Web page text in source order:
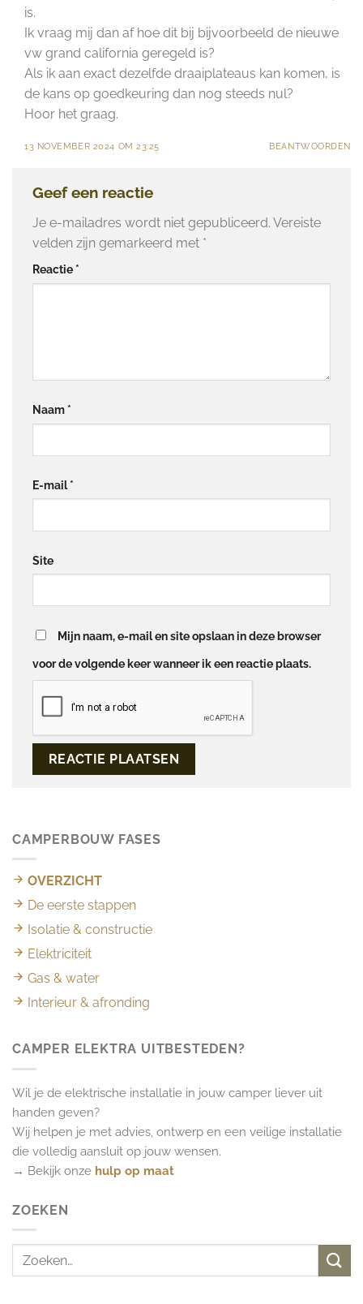
CAMPERBOUW FASES
OVERZICHT
De eerste stappen
Isolatie & constructie
Elektriciteit
Gas & water
Interieur & afronding
CAMPER ELEKTRA UITBESTEDEN?
Wil je de elektrische installatie in jouw camper liever uit
handen geven?
Wij helpen je met advies, ontwerp en een veilige installatie
die volledig aansluit op jouw wensen.
→ Bekijk onze hulp op maat
ZOEKEN
is.
Ik vraag mij dan af hoe dit bij bijvoorbeeld de nieuwe
vw grand california geregeld is?
Als ik aan exact dezelfde draaiplateaus kan komen, is
de kans op goedkeuring dan nog steeds nul?
Hoor het graag.
13 NOVEMBER 2024 OM 23:25 BEANTWOORDEN
Geef een reactie
Je e-mailadres wordt niet gepubliceerd. Vereiste
velden zijn gemarkeerd met *
Reactie *
Naam *
E-mail*
Site
Mijn naam, e-mail en site opslaan in deze browser
voor de volgende keer wanneer ik een reactie plaats.